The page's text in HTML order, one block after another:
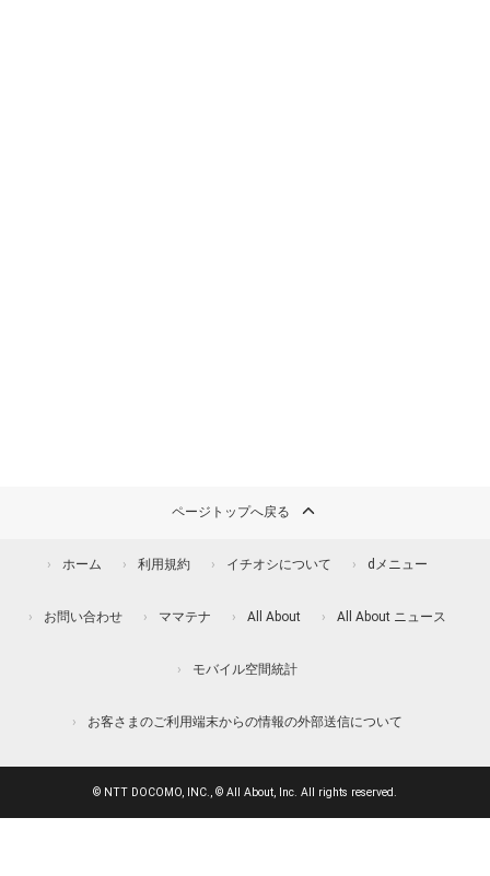
ページトップへ戻る
ホーム 利用規約 イチオシについて dメニュー
お問い合わせ ママテナ All About All About ニュース
モバイル空間統計
お客さまのご利用端末からの情報の外部送信について
© NTT DOCOMO, INC., © All About, Inc. All rights reserved.